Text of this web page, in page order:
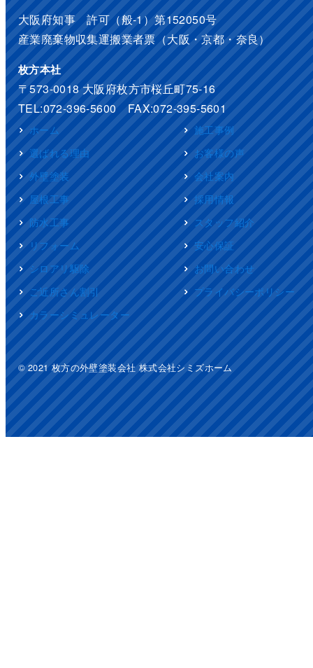
大阪府知事 許可（般-1）第152050号
産業廃棄物収集運搬業者票（大阪・京都・奈良）
枚方本社
〒573-0018 大阪府枚方市桜丘町75-16
TEL:072-396-5600 FAX:072-395-5601
ホーム
選ばれる理由
外壁塗装
屋根工事
防水工事
リフォーム
シロアリ駆除
ご近所さん割引
カラーシミュレーター
施工事例
お客様の声
会社案内
採用情報
スタッフ紹介
安心保証
お問い合わせ
プライバシーポリシー
© 2021 枚方の外壁塗装会社 株式会社シミズホーム